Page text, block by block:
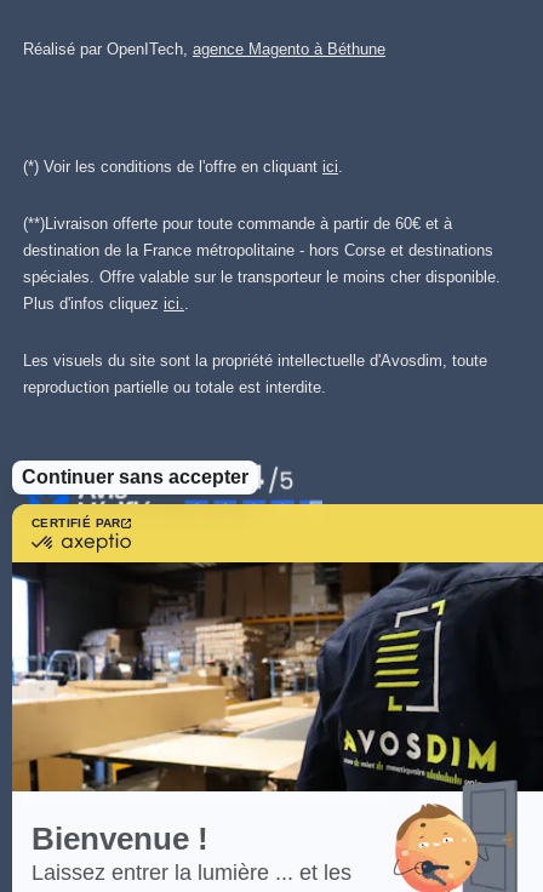
CERTIFIÉ PAR
savoir
plus
sur
Axeptio
Bienvenue !
Laissez entrer la lumière ... et les
Continuer sans accepter
Réalisé par OpenITech, agence Magento à Béthune
(*) Voir les conditions de l'offre en cliquant ici
(**)Livraison offerte pour toute commande à partir de 60€ et à
destination de la France métropolitaine - hors Corse et destinations
spéciales. Offre valable sur le transporteur le moins cher disponible.
Plus d'infos cliquez ici.
Les visuels du site sont la propriété intellectuelle d'Avosdim, toute
reproduction partielle ou totale est interdite.